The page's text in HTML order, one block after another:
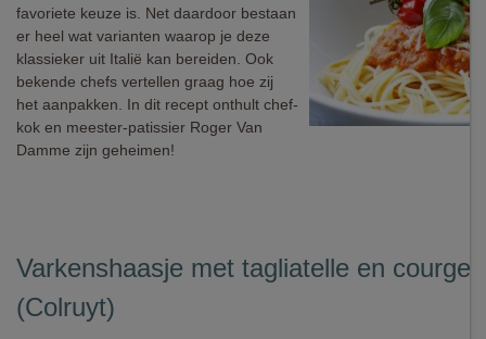
favoriete keuze is. Net daardoor bestaan
er heel wat varianten waarop je deze
klassieker uit Italië kan bereiden. Ook
bekende chefs vertellen graag hoe zij
het aanpakken. In dit recept onthult chef-
kok en meester-patissier Roger Van
Damme zijn geheimen!
Varkenshaasje met tagliatelle en
(Colruyt)